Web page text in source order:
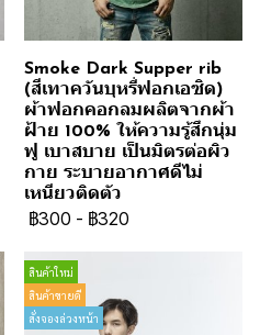
Smoke Dark Supper rib
(สีเทาควันบุหรี่ฟอกเอซิด)
ผ้าฟอกคอกลมผลิตจากผ้า
ฝ้าย 100% ให้ความรู้สึกนุ่ม
ฟู เบาสบาย เป็นมิตรต่อผิว
กาย ระบายอากาศดีไม่
เหนียวติดตัว
฿300 - ฿320
สินค้าใหม่
สินค้าขายดี
สั่งจองล่วงหน้า